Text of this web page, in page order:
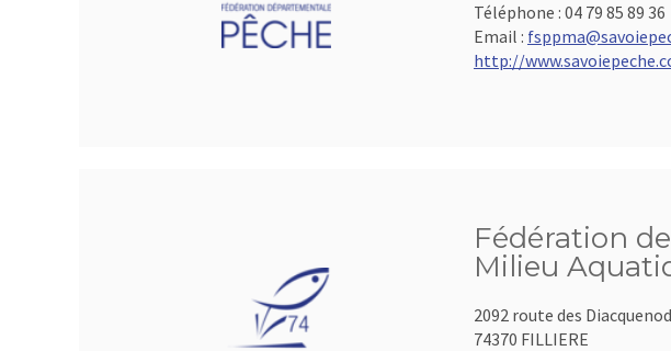
Téléphone : 04 79 85 89 36
Email :
http://
Fédération
Milieu
2092 route des
74370 FILLIERE